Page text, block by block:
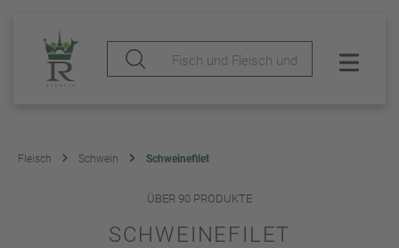
Fleisch Schwein Schweinefilet
ÜBER 90 PRODUKTE
SCHWEINEFILET